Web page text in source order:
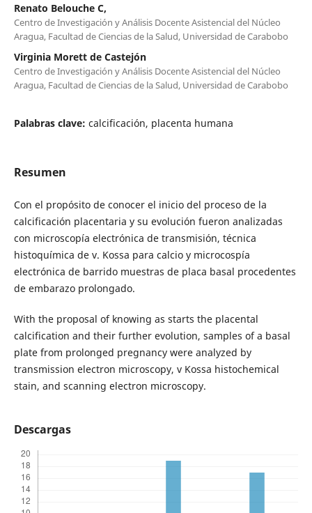
Renato Belouche C,
Centro de Investigación y Análisis Docente Asistencial del Núcleo
Aragua, Facultad de Ciencias de la Salud, Universidad de Carabobo
Virginia Morett de Castejón
Centro de Investigación y Análisis Docente Asistencial del Núcleo
Aragua, Facultad de Ciencias de la Salud, Universidad de Carabobo
Palabras clave: calcificación, placenta humana
Resumen
Con el propósito de conocer el inicio del proceso de la
calcificación placentaria y su evolución fueron analizadas
con microscopía electrónica de transmisión, técnica
histoquímica de v. Kossa para calcio y microcospía
electrónica de barrido muestras de placa basal procedentes
de embarazo prolongado.
With the proposal of knowing as starts the placental
calcification and their further evolution, samples of a basal
plate from prolonged pregnancy were analyzed by
transmission electron microscopy, v Kossa histochemical
stain, and scanning electron microscopy.
Descargas